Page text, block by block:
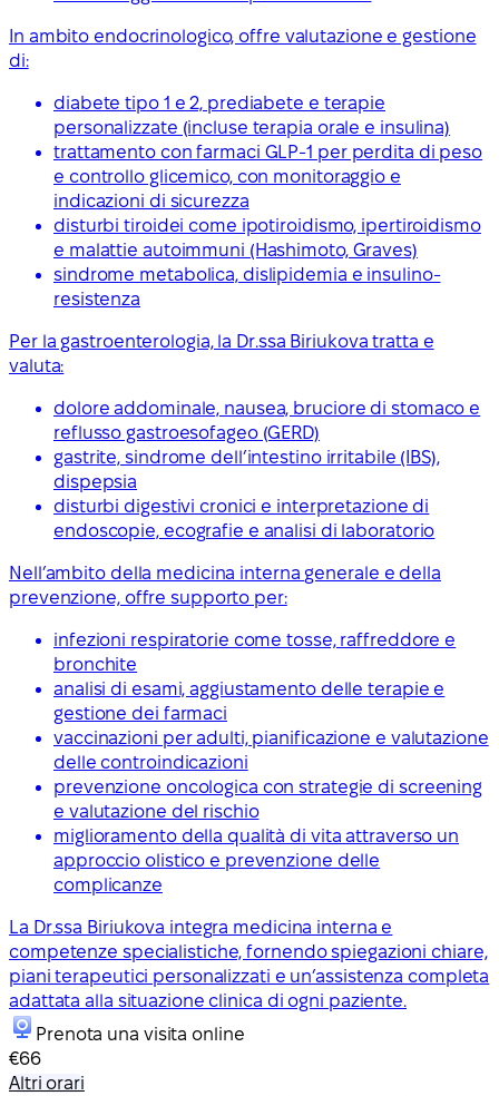
In ambito endocrinologico, offre valutazione e gestione
di:
diabete tipo 1 e 2, prediabete e terapie
personalizzate (incluse terapia orale e insulina)
trattamento con farmaci GLP-1 per perdita di peso
e controllo glicemico, con monitoraggio e
indicazioni di sicurezza
disturbi tiroidei come ipotiroidismo, ipertiroidismo
e malattie autoimmuni (Hashimoto, Graves)
sindrome metabolica, dislipidemia e insulino-
resistenza
Per la gastroenterologia, la Dr.ssa Biriukova tratta e
valuta:
dolore addominale, nausea, bruciore di stomaco e
reflusso gastroesofageo (GERD)
gastrite, sindrome dell’intestino irritabile (IBS),
dispepsia
disturbi digestivi cronici e interpretazione di
endoscopie, ecografie e analisi di laboratorio
Nell’ambito della medicina interna generale e della
prevenzione, offre supporto per:
infezioni respiratorie come tosse, raffreddore e
bronchite
analisi di esami, aggiustamento delle terapie e
gestione dei farmaci
vaccinazioni per adulti, pianificazione e valutazione
delle controindicazioni
prevenzione oncologica con strategie di screening
e valutazione del rischio
miglioramento della qualità di vita attraverso un
approccio olistico e prevenzione delle
complicanze
La Dr.ssa Biriukova integra medicina interna e
competenze specialistiche, fornendo spiegazioni chiare,
piani terapeutici personalizzati e un’assistenza completa
adattata alla situazione clinica di ogni paziente.
Prenota una visita online
€66
Altri orari